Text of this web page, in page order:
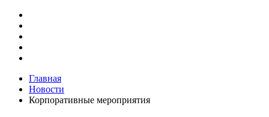
Главная
Новости
Корпоративные мероприятия